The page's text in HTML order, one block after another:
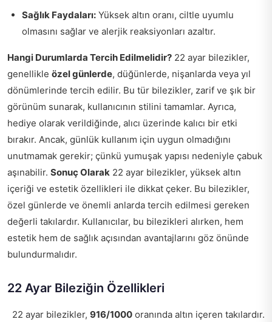
Sağlık Faydaları: Yüksek altın oranı, ciltle uyumlu
olmasını sağlar ve alerjik reaksiyonları azaltır.
Hangi Durumlarda Tercih Edilmelidir? 22 ayar bilezikler,
genellikle özel günlerde, düğünlerde, nişanlarda veya yıl
dönümlerinde tercih edilir. Bu tür bilezikler, zarif ve şık bir
görünüm sunarak, kullanıcının stilini tamamlar. Ayrıca,
hediye olarak verildiğinde, alıcı üzerinde kalıcı bir etki
bırakır. Ancak, günlük kullanım için uygun olmadığını
unutmamak gerekir; çünkü yumuşak yapısı nedeniyle çabuk
aşınabilir. Sonuç Olarak 22 ayar bilezikler, yüksek altın
içeriği ve estetik özellikleri ile dikkat çeker. Bu bilezikler,
özel günlerde ve önemli anlarda tercih edilmesi gereken
değerli takılardır. Kullanıcılar, bu bilezikleri alırken, hem
estetik hem de sağlık açısından avantajlarını göz önünde
bulundurmalıdır.
22 Ayar Bileziğin Özellikleri
22 ayar bilezikler, 916/1000 oranında altın içeren takılardır.